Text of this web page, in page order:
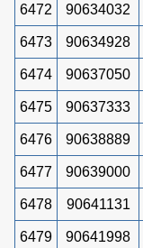
6472 90634032
6473 90634928
6474 90637050
6475 90637333
6476 90638889
6477 90639000
6478 90641131
6479 90641998